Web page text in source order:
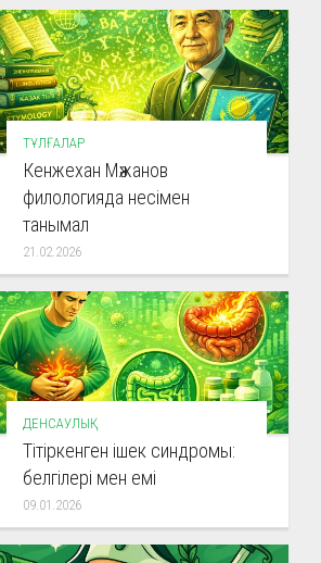
ТҰЛҒАЛАР
Кенжехан Мәжанов
филологияда несімен
танымал
21.02.2026
ДЕНСАУЛЫҚ
Тітіркенген ішек синдромы:
белгілері мен емі
09.01.2026